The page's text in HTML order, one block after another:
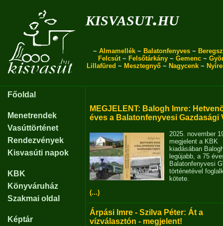
kisvasut.hu
~ Almamellék ~ Balatonfenyves ~
Felcsút~ Felsőtárkány ~ Gemenc ~
Lillafüred ~ Mesztegnyő ~ Nagycenk ~
Főoldal
Menetrendek
Vasúttörténet
Rendezvények
Kisvasúti napok
KBK
Könyváruház
Szakmai oldal
Képtár
MEGJELENT: Balogh Imre:
éves a Balatonfenyvesi Gazdasági
2025. november
megjelent a KBK
kiadásában
legújabb, a 75
Balatonfenyvesi
történetével
kötete.
(...)
Árpási Imre - Szilva Péter: Át a
vízválasztón - megjelent!